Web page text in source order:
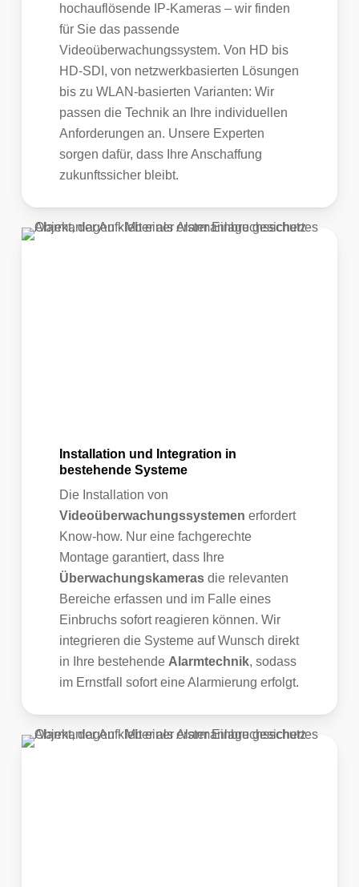
hochauflösende IP-Kameras – wir finden
für Sie das passende
Videoüberwachungssystem. Von HD bis
HD-SDI, von netzwerkbasierten Lösungen
bis zu WLAN-basierten Varianten: Wir
passen die Technik an Ihre individuellen
Anforderungen an. Unsere Experten
sorgen dafür, dass Ihre Anschaffung
zukunftssicher bleibt.
Installation und Integration in
bestehende Systeme
Die Installation von
Videoüberwachungssystemen erfordert
Know-how. Nur eine fachgerechte
Montage garantiert, dass Ihre
Überwachungskamerasdie relevanten
Bereiche erfassen und im Falle eines
Einbruchs sofort reagieren können. Wir
integrieren die Systeme auf Wunsch direkt
in Ihre bestehende Alarmtechnik, sodass
im Ernstfall sofort eine Alarmierung erfolgt.